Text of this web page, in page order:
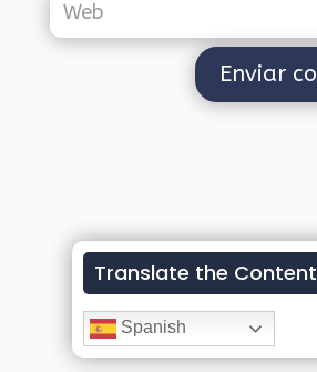
Translate the Content
Spanish